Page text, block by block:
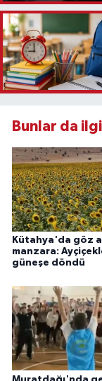
Bunlar da
Kütahya'da göz
manzara:
güneşe döndü